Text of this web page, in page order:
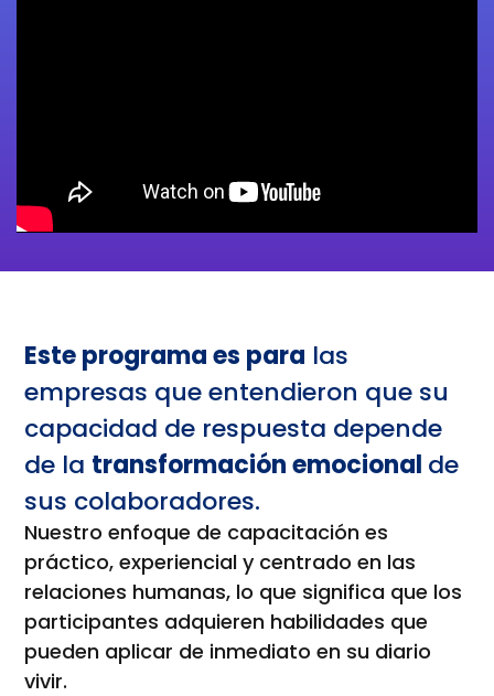
Este programa es para las
empresas que entendieron que su
capacidad de respuesta depende
de la transformación emocional de
sus colaboradores.
Nuestro enfoque de capacitación es
práctico, experiencial y centrado en las
relaciones humanas, lo que significa que los
participantes adquieren habilidades que
pueden aplicar de inmediato en su diario
vivir.